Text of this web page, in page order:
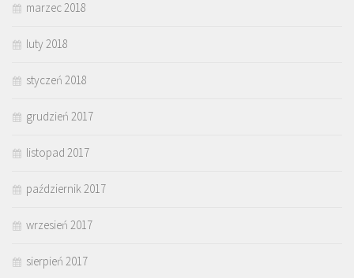
marzec 2018
luty 2018
styczeń 2018
grudzień 2017
listopad 2017
październik 2017
wrzesień 2017
sierpień 2017